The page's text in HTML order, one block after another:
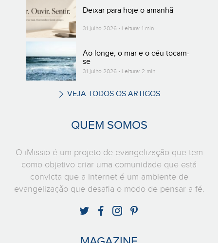
Deixar para hoje o amanhã
31 julho 2026 • Leitura: 1 min
Ao longe, o mar e o céu tocam-
se
31 julho 2026 • Leitura: 2 min
VEJA TODOS OS ARTIGOS
QUEM SOMOS
O iMissio é um projeto de evangelização que tem
como objetivo criar uma comunidade que está
convicta que a internet é um ambiente de
evangelização que desafia o modo de pensar a fé.